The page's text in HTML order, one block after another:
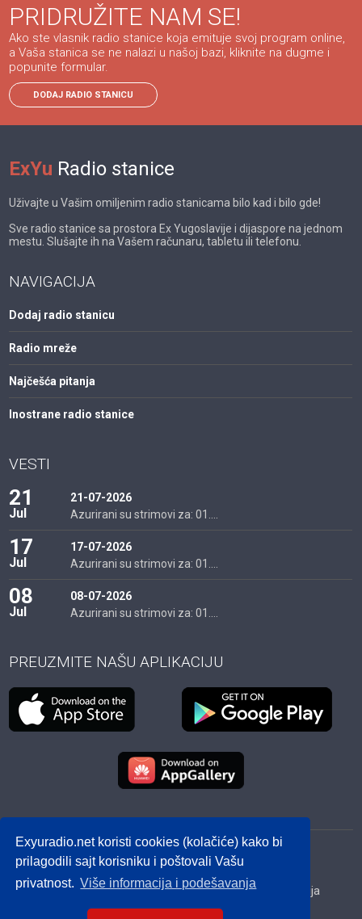
Exyuradio.net koristi cookies (kolačiće) kako bi
prilagodili sajt korisniku i poštovali Vašu
privatnost. Više informacija i podešavanja
PRIDRUŽITE NAM SE!
Ako ste vlasnik radio stanice koja emituje svoj program online,
a Vaša stanica se ne nalazi u našoj bazi, kliknite na dugme i
popunite formular.
DODAJ RADIO STANICU
ExYu Radio stanice
Uživajte u Vašim omiljenim radio stanicama bilo kad i bilo gde!
Sve radio stanice sa prostora Ex Yugoslavije i dijaspore na jednom
mestu. Slušajte ih na Vašem računaru, tabletu ili telefonu.
NAVIGACIJA
Dodaj radio stanicu
Radio mreže
Najčešća pitanja
Inostrane radio stanice
VESTI
21
Jul
21-07-2026
Azurirani su strimovi za: 01....
17
Jul
17-07-2026
Azurirani su strimovi za: 01....
08
Jul
08-07-2026
Azurirani su strimovi za: 01....
PREUZMITE NAŠU APLIKACIJU
© 2012 - 2026! exyuradio.net -Politika privatnosti -
created by IMS.RS
Srbija
Hrvatska BiH Crna Gora Makedonija
Slovenija